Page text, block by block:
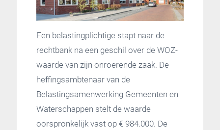
Een belastingplichtige stapt naar de
rechtbank na een geschil over de WOZ-
waarde van zijn onroerende zaak. De
heffingsambtenaar van de
Belastingsamenwerking Gemeenten en
Waterschappen stelt de waarde
oorspronkelijk vast op € 984.000. De